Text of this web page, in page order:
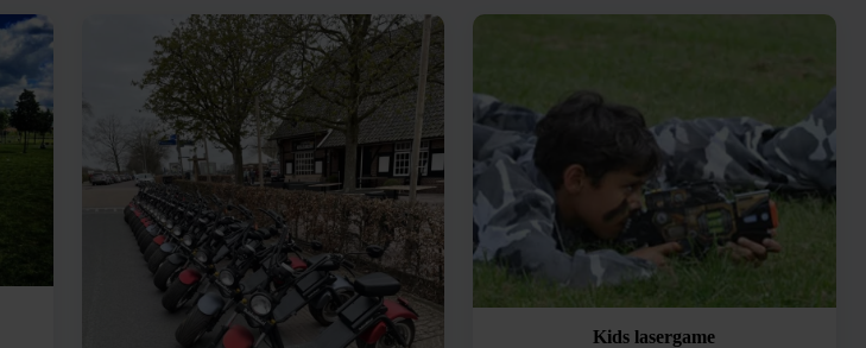
Kids lasergame